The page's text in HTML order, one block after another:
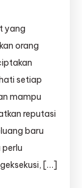
yang
orang
setiap
mampu
reputasi
baru
[…]